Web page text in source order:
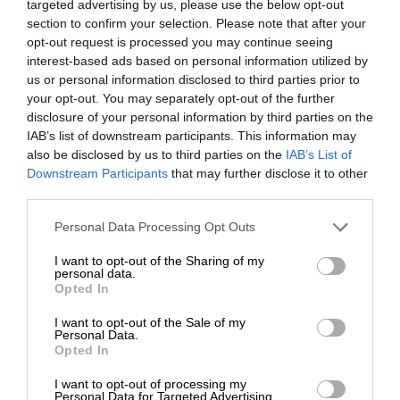
targeted advertising by us, please use the below opt-out
section to confirm your selection. Please note that after your
opt-out request is processed you may continue seeing
interest-based ads based on personal information utilized by
us or personal information disclosed to third parties prior to
your opt-out. You may separately opt-out of the further
disclosure of your personal information by third parties on the
IAB’s list of downstream participants. This information may
also be disclosed by us to third parties on the IAB’s List of
Downstream Participants that may further disclose it to other
Personal Data Processing Opt Outs
I want to opt-out of the Sharing of my
personal data.
Opted In
I want to opt-out of the Sale of my
Personal Data.
Opted In
I want to opt-out of processing my
Personal Data for Targeted Advertising.
„skrojone na miarę” do obsługi plików/wydruków,
dedykowanej grupy roboczej, wiadomości e-mail oraz
niewielkich aplikacji serwera sieci Web w obudowie typu
small form factor. Dzięki kolejnej generacji w zakresie
obniżenia poziomu hałasu ten system jest idealny do
zastosowań w centrach danych lub placówkach
biurowych. Serwery Dell typu Tower są doskonałą
platformą do uruchamiania aplikacji do pracy grupowej,
takich jak poczta e-mail, współużytkowanie
Rodzaj
obudowy
DIMM 288-pin
Sloty 4 (całkowita) / 2 (pusty)
Cechy Niebuforowana
Cechy
konfiguracji
2 x 16 GB
Pojemność 2x2TB 2x480GB SSD SATA
Typ interfejsu SATA 6Gb/s
Cechy